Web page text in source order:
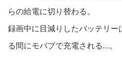
らの給電に切り替わる。
録画中に目減りしたバッテリー
る間にモバブで充電される…。